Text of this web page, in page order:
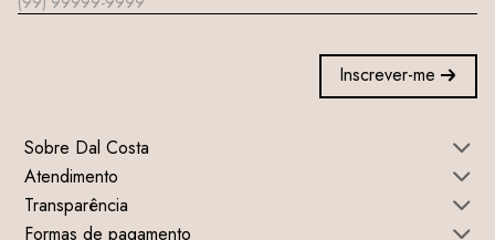
Inscrever-me
Sobre Dal Costa
Atendimento
Transparência
Formas de pagamento